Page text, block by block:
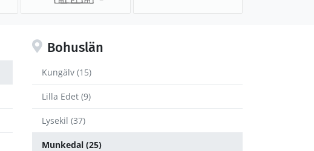
Bohuslän
Kungälv (15)
Lilla Edet (9)
Lysekil (37)
Munkedal (25)